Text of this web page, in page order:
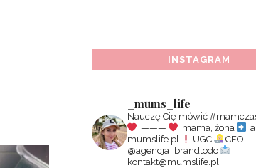
INSTAGRAM
_mums_life
Nauczę Cię mówić
———
mama, żona
mumslife.pl
UGC
CEO
@agencja_brandtodo
kontakt@mumslife.pl